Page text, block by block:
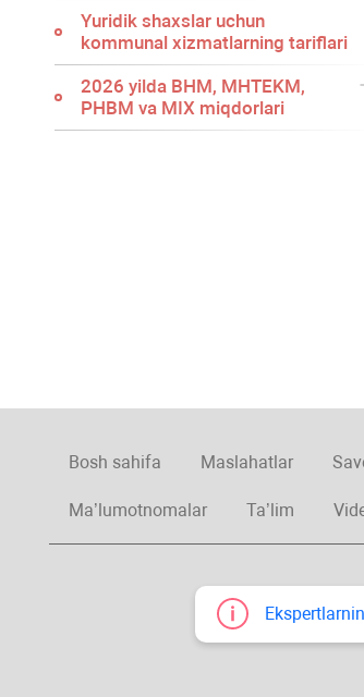
Yuridik shaхslar uchun
kommunal хizmatlarning tariflari
2026 yilda BHM, MHTEKM,
PHBM va MIX miqdorlari
Bosh sahifa Maslahatlar
Ma’lumotnomalar Ta’lim